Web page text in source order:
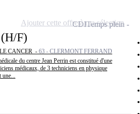
F)
CANCER - 63 - CLERMONT FERRAND
du centre Jean Perrin est constitué d'une
médicaux, de 3 techniciens en physique
une...
CDITemps plein
Ajouter cette offre à ma sélection